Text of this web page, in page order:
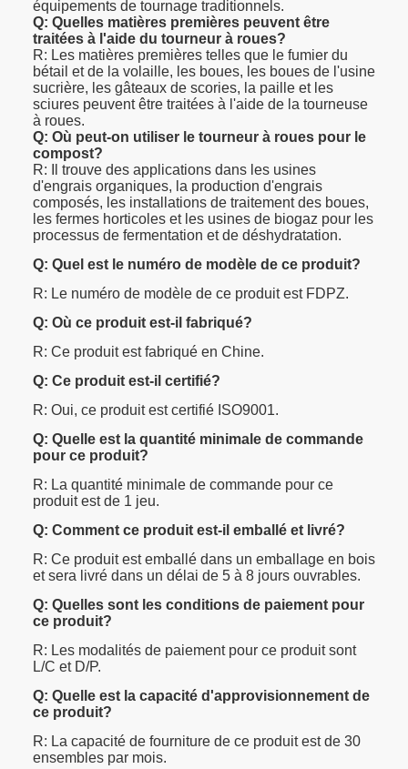
équipements de tournage traditionnels.
Q: Quelles matières premières peuvent être
traitées à l'aide du tourneur à roues?
R: Les matières premières telles que le fumier du
bétail et de la volaille, les boues, les boues de l'usine
sucrière, les gâteaux de scories, la paille et les
sciures peuvent être traitées à l'aide de la tourneuse
à roues.
Q: Où peut-on utiliser le tourneur à roues pour le
compost?
R: Il trouve des applications dans les usines
d'engrais organiques, la production d'engrais
composés, les installations de traitement des boues,
les fermes horticoles et les usines de biogaz pour les
processus de fermentation et de déshydratation.
Q: Quel est le numéro de modèle de ce produit?
R: Le numéro de modèle de ce produit est FDPZ.
Q: Où ce produit est-il fabriqué?
R: Ce produit est fabriqué en Chine.
Q: Ce produit est-il certifié?
R: Oui, ce produit est certifié ISO9001.
Q: Quelle est la quantité minimale de commande
pour ce produit?
R: La quantité minimale de commande pour ce
produit est de 1 jeu.
Q: Comment ce produit est-il emballé et livré?
R: Ce produit est emballé dans un emballage en bois
et sera livré dans un délai de 5 à 8 jours ouvrables.
Q: Quelles sont les conditions de paiement pour
ce produit?
R: Les modalités de paiement pour ce produit sont
L/C et D/P.
Q: Quelle est la capacité d'approvisionnement de
ce produit?
R: La capacité de fourniture de ce produit est de 30
ensembles par mois.